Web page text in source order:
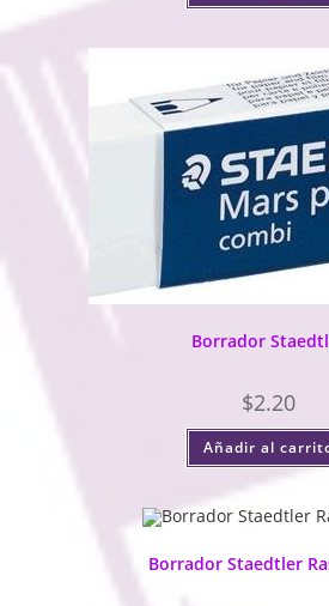
Borrador
$2.20
Añadir al
Borrador Staedtler